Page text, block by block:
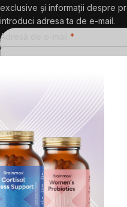
exclusive și informații despre
introduci adresa ta de e-mail.
Adresă de e-mail
Prin introducerea e-mailului
politica de confidențialitate
Abonare
Urmărește-ne pe rețelele
Peste 200.000 de recenzii